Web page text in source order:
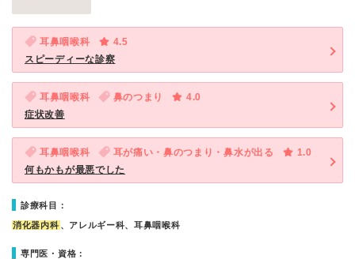
耳鼻咽喉科
4.5
スピーディーな診察
耳鼻咽喉科 鼻のつまり
4.0
症状改善
耳鼻咽喉科 耳が痛い・鼻のつまり・鼻水が出る
1.0
何もかもが最悪でした
診療科目：
消化器内科 、アレルギー科、耳鼻咽喉科
専門医・資格：